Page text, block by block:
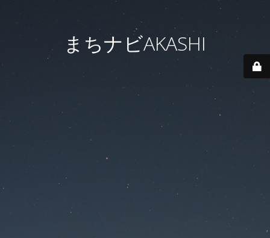
まちナビAKASHI